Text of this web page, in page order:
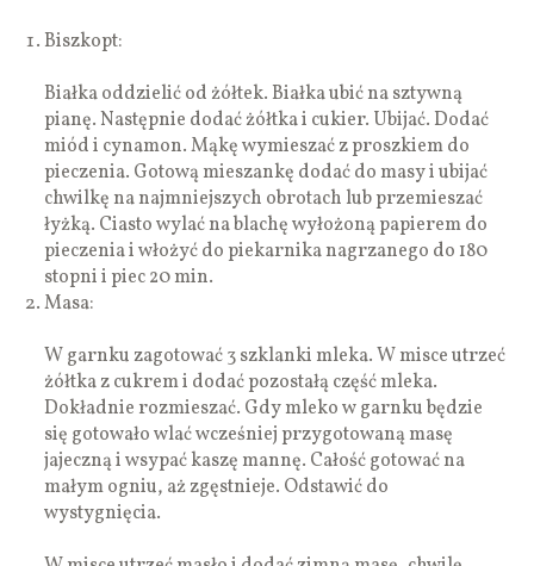
Biszkopt:
Białka oddzielić od żółtek. Białka ubić na sztywną
pianę. Następnie dodać żółtka i cukier. Ubijać. Dodać
miód i cynamon. Mąkę wymieszać z proszkiem do
pieczenia. Gotową mieszankę dodać do masy i ubijać
chwilkę na najmniejszych obrotach lub przemieszać
łyżką. Ciasto wylać na blachę wyłożoną papierem do
pieczenia i włożyć do piekarnika nagrzanego do 180
stopni i piec 20 min.
Masa:
W garnku zagotować 3 szklanki mleka. W misce utrzeć
żółtka z cukrem i dodać pozostałą część mleka.
Dokładnie rozmieszać. Gdy mleko w garnku będzie
się gotowało wlać wcześniej przygotowaną masę
jajeczną i wsypać kaszę mannę. Całość gotować na
małym ogniu, aż zgęstnieje. Odstawić do
wystygnięcia.